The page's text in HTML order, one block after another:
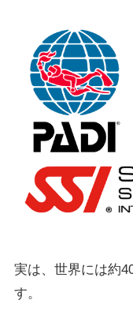
実は、世界には約
す。